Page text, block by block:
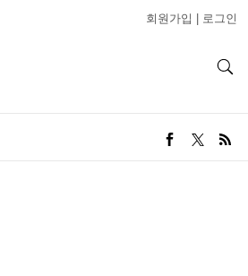
회원가입 로그인